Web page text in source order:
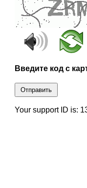
Введите код с
Отправить
Your support ID is: